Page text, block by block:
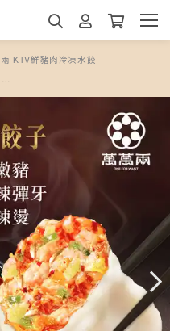
KTV鮮豬肉冷凍水餃